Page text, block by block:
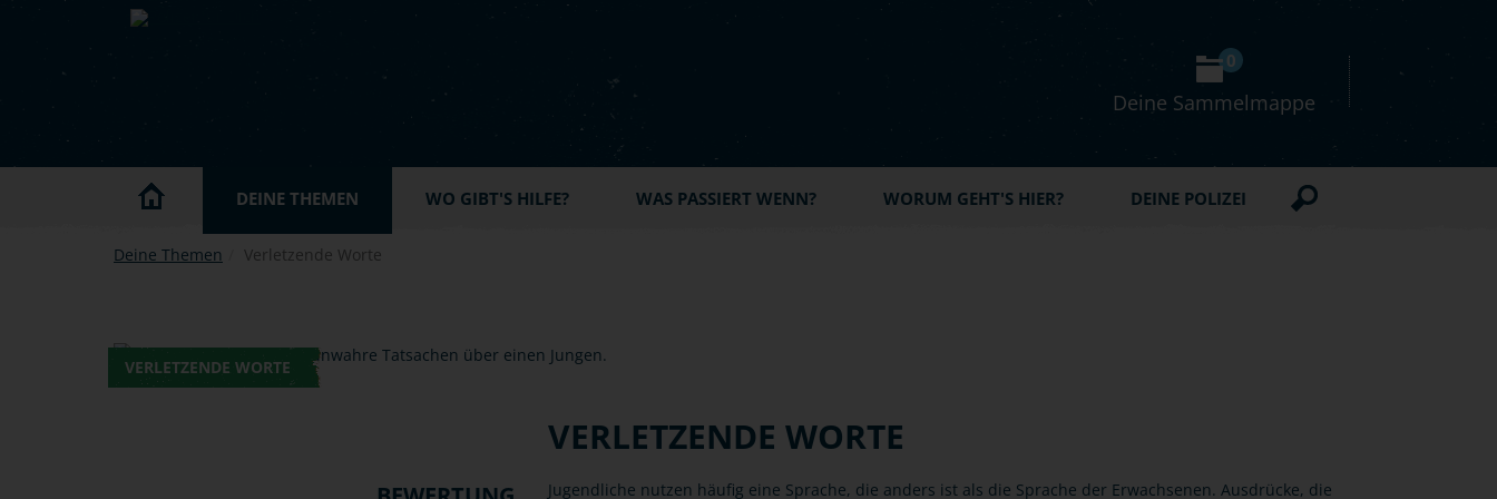
Skip to main content
Deine Sammelmappe
0
DEINE THEMEN WO GIBT'S HILFE? WAS PASSIERT WENN? WORUM GEHT'S HIER? DEINE POLIZEI
Deine Themen Verletzende Worte
VERLETZENDE WORTE
VERLETZENDE WORTE
Jugendliche nutzen häufig eine Sprache, die anders ist als die Sprache der Erwachsenen. Ausdrücke, die